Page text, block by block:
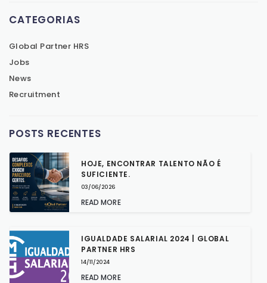
CATEGORIAS
Global Partner HRS
Jobs
News
Recruitment
POSTS RECENTES
HOJE, ENCONTRAR TALENTO NÃO É
SUFICIENTE.
03/06/2026
READ MORE
IGUALDADE SALARIAL 2024 | GLOBAL
PARTNER HRS
14/11/2024
READ MORE